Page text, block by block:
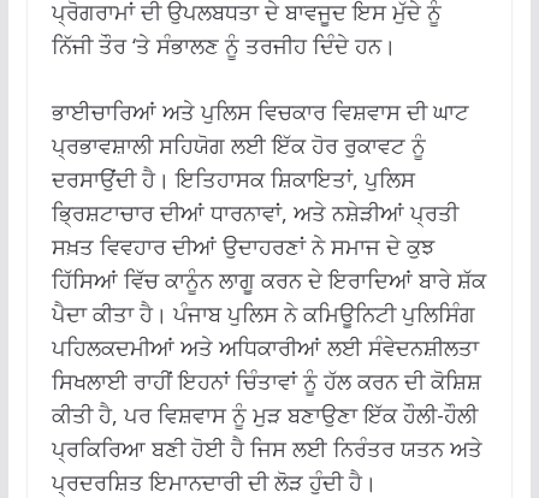
ਪ੍ਰੋਗਰਾਮਾਂ ਦੀ ਉਪਲਬਧਤਾ ਦੇ ਬਾਵਜੂਦ ਇਸ ਮੁੱਦੇ ਨੂੰ
ਨਿੱਜੀ ਤੌਰ ‘ਤੇ ਸੰਭਾਲਣ ਨੂੰ ਤਰਜੀਹ ਦਿੰਦੇ ਹਨ।
ਭਾਈਚਾਰਿਆਂ ਅਤੇ ਪੁਲਿਸ ਵਿਚਕਾਰ ਵਿਸ਼ਵਾਸ ਦੀ ਘਾਟ
ਪ੍ਰਭਾਵਸ਼ਾਲੀ ਸਹਿਯੋਗ ਲਈ ਇੱਕ ਹੋਰ ਰੁਕਾਵਟ ਨੂੰ
ਦਰਸਾਉਂਦੀ ਹੈ। ਇਤਿਹਾਸਕ ਸ਼ਿਕਾਇਤਾਂ, ਪੁਲਿਸ
ਭ੍ਰਿਸ਼ਟਾਚਾਰ ਦੀਆਂ ਧਾਰਨਾਵਾਂ, ਅਤੇ ਨਸ਼ੇੜੀਆਂ ਪ੍ਰਤੀ
ਸਖ਼ਤ ਵਿਵਹਾਰ ਦੀਆਂ ਉਦਾਹਰਣਾਂ ਨੇ ਸਮਾਜ ਦੇ ਕੁਝ
ਹਿੱਸਿਆਂ ਵਿੱਚ ਕਾਨੂੰਨ ਲਾਗੂ ਕਰਨ ਦੇ ਇਰਾਦਿਆਂ ਬਾਰੇ ਸ਼ੱਕ
ਪੈਦਾ ਕੀਤਾ ਹੈ। ਪੰਜਾਬ ਪੁਲਿਸ ਨੇ ਕਮਿਊਨਿਟੀ ਪੁਲਿਸਿੰਗ
ਪਹਿਲਕਦਮੀਆਂ ਅਤੇ ਅਧਿਕਾਰੀਆਂ ਲਈ ਸੰਵੇਦਨਸ਼ੀਲਤਾ
ਸਿਖਲਾਈ ਰਾਹੀਂ ਇਹਨਾਂ ਚਿੰਤਾਵਾਂ ਨੂੰ ਹੱਲ ਕਰਨ ਦੀ ਕੋਸ਼ਿਸ਼
ਕੀਤੀ ਹੈ, ਪਰ ਵਿਸ਼ਵਾਸ ਨੂੰ ਮੁੜ ਬਣਾਉਣਾ ਇੱਕ ਹੌਲੀ-ਹੌਲੀ
ਪ੍ਰਕਿਰਿਆ ਬਣੀ ਹੋਈ ਹੈ ਜਿਸ ਲਈ ਨਿਰੰਤਰ ਯਤਨ ਅਤੇ
ਪ੍ਰਦਰਸ਼ਿਤ ਇਮਾਨਦਾਰੀ ਦੀ ਲੋੜ ਹੁੰਦੀ ਹੈ।